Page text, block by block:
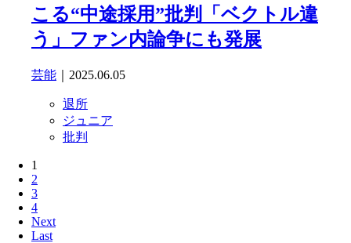
こる“中途採用”批判「ベクトル違
う」ファン内論争にも発展
芸能 ｜2025.06.05
退所
ジュニア
批判
1
2
3
4
Next
Last